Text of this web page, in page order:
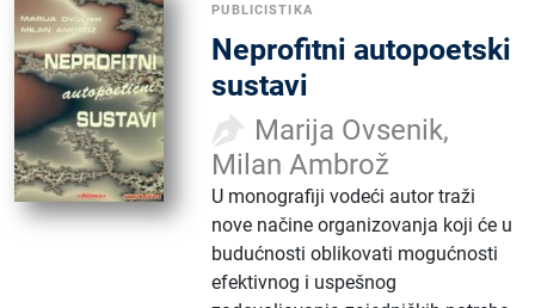
PUBLICISTIKA
Neprofitni autopoetski
sustavi
Marija Ovsenik,
Milan Ambrož
U monografiji vodeći autor traži
nove načine organizovanja koji će u
budućnosti oblikovati mogućnosti
efektivnog i uspešnog